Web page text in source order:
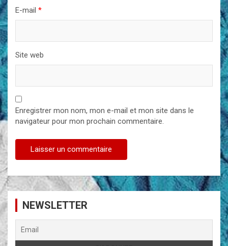
E-mail *
Site web
Enregistrer mon nom, mon e-mail et mon site dans le
navigateur pour mon prochain commentaire.
NEWSLETTER